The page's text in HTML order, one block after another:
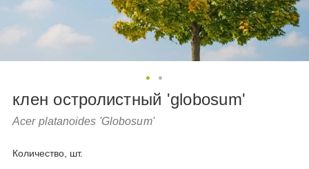
клен остролистный 'globosum'
Acer platanoides 'Globosum'
Количество, шт.